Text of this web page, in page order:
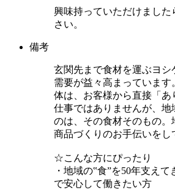
興味持っていただけまし
さい。
備考
玄関先まで食材を運ぶヨ
需要が益々高まっています
体は、お客様から直接「あ
仕事ではありませんが、地
のは、その食材そのもの。
商品づくりのお手伝いをし
☆こんな方にぴったり
・地域の‟食”を50年支え
で安心して働きたい方